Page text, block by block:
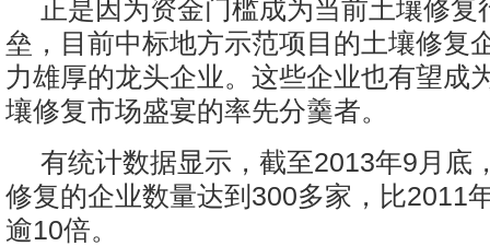
正是因为资金门槛成为当前土壤修复
垒，目前中标地方示范项目的土壤修复
力雄厚的龙头企业。这些企业也有望成
壤修复市场盛宴的率先分羹者。
有统计数据显示，截至2013年9月底
修复的企业数量达到300多家，比2011
逾10倍。